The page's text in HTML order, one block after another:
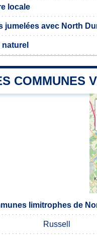
locale
jumelées avec North
naturel
COMMUNES
limitrophes de
Russell